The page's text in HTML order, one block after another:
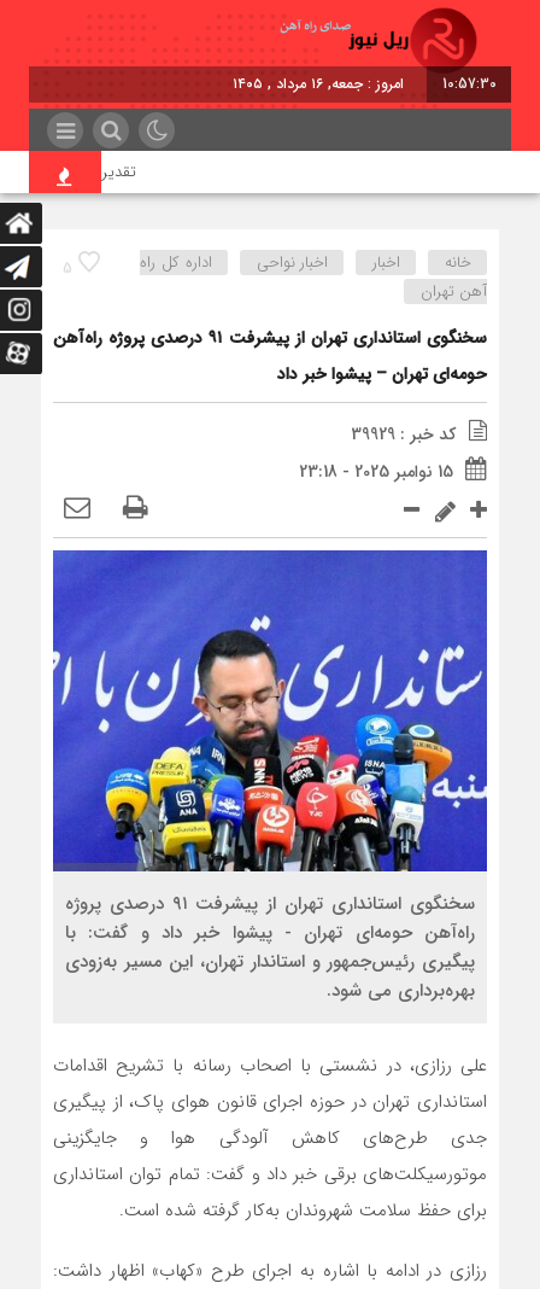
10:57:31 امروز : جمعه, ۱۶ مرداد , ۱۴۰۵
تقدیر معاون اول
5 خانه اخبار اخبار نواحی
اداره كل راه
آهن تهران
سخنگوی استانداری تهران از پیشرفت ۹۱ درصدی پروژه راه‌آهن
حومه‌ای تهران – پیشوا خبر داد
کد خبر : 39929
15 نوامبر 2025 - 23:18
سخنگوی استانداری تهران از پیشرفت ۹۱ درصدی پروژه
راه‌آهن حومه‌ای تهران - پیشوا خبر داد و گفت: با
پیگیری رئیس‌جمهور و استاندار تهران، این مسیر به‌زودی
بهره‌برداری می شود.
علی رزازی، در نشستی با اصحاب رسانه با تشریح اقدامات
استانداری تهران در حوزه اجرای قانون هوای پاک، از پیگیری
جدی طرح‌های کاهش آلودگی هوا و جایگزینی
موتورسیکلت‌های برقی خبر داد و گفت: تمام توان استانداری
برای حفظ سلامت شهروندان به‌کار گرفته شده است.
رزازی در ادامه با اشاره به اجرای طرح «کهاب» اظهار داشت: